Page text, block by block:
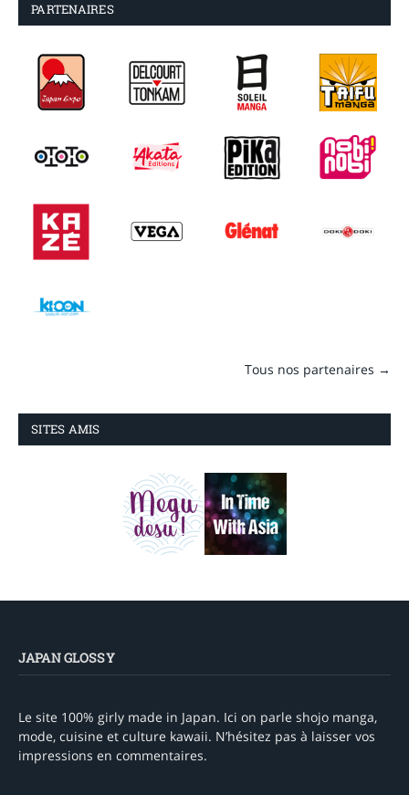
PARTENAIRES
Tous nos partenaires →
SITES AMIS
JAPAN GLOSSY
Le site 100% girly made in Japan. Ici on parle shojo manga,
mode, cuisine et culture kawaii. N’hésitez pas à laisser vos
impressions en commentaires.